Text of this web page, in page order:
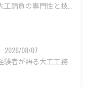
2026/08/07